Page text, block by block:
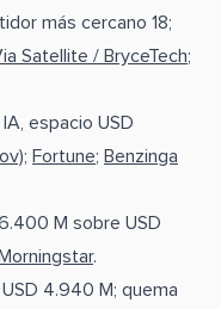
más cercano 18;
Satellite / BryceTech;
espacio USD
; Fortune; Benzinga
M sobre USD
Morningstar.
4.940 M; quema